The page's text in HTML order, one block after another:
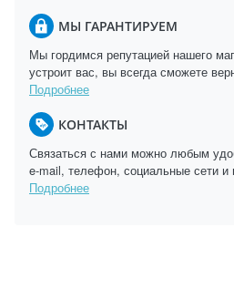
МЫ ГАРАНТИРУЕМ
Мы гордимся репутацией нашего
устроит вас, вы всегда сможете
Подробнее
КОНТАКТЫ
Связаться с нами можно любым
e-mail, телефон, социальные сети
Подробнее